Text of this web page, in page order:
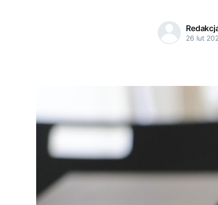
26 lut